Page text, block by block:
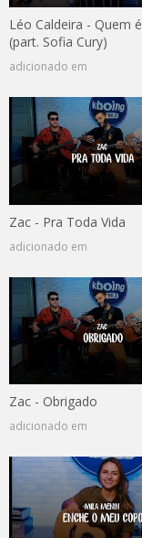
Léo Caldeira - Quem
(part. Sofia Cury)
adicionado em
Zac - Pra Toda Vida
adicionado em
Zac - Obrigado
adicionado em